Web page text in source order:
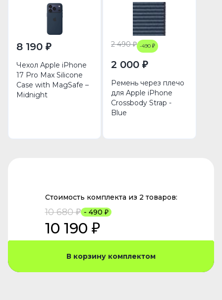
8 190 ₽
Чехол Apple iPhone
17 Pro Max Silicone
Case with MagSafe –
Midnight
2 490 ₽ -490 ₽
2 000 ₽
Ремень через плечо
для Apple iPhone
Crossbody Strap -
Blue
Стоимость комплекта из 2 товаров:
10 680 ₽ - 490 ₽
10 190 ₽
В корзину комплектом